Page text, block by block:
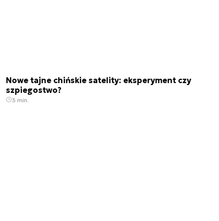
Nowe tajne chińskie satelity: eksperyment czy
szpiegostwo?
3 min.